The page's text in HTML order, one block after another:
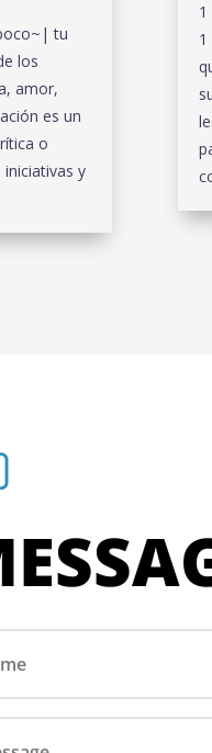
tu
los
amor,
es un
o
y
1